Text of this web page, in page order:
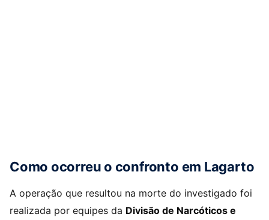
Como ocorreu o confronto em Lagarto
A operação que resultou na morte do investigado foi
realizada por equipes da Divisão de Narcóticos e